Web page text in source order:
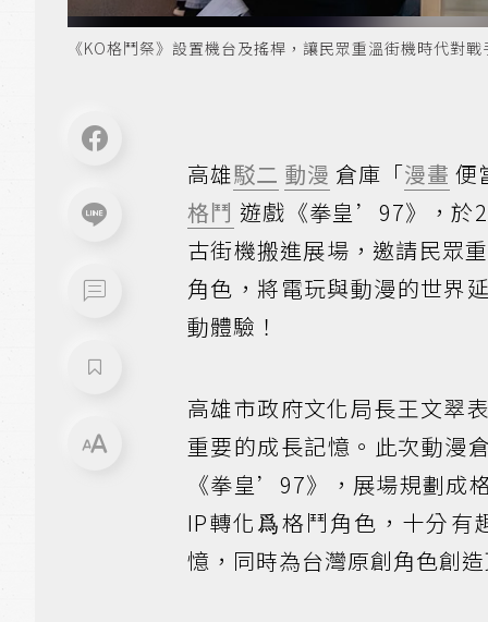
《KO格鬥祭》設置機台及搖桿，讓民眾重溫街機時代對戰
高雄駁二 動漫 倉庫「漫畫 便
格鬥 遊戲《拳皇’97》，於
古街機搬進展場，邀請民眾
角色，將電玩與動漫的世界
動體驗！
高雄市政府文化局長王文翠
重要的成長記憶。此次動漫
《拳皇’97》，展場規劃成
IP轉化爲格鬥角色，十分有
憶，同時為台灣原創角色創